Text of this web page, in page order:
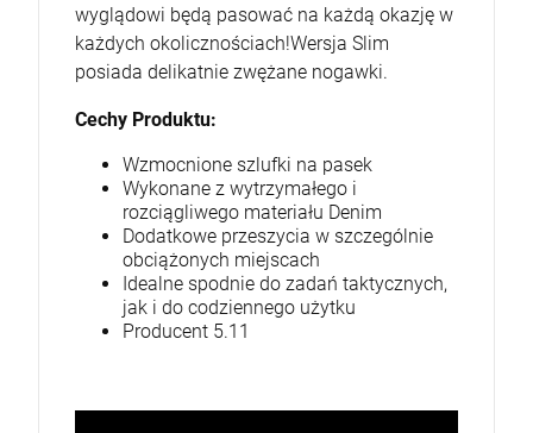
wyglądowi będą pasować na każdą okazję w
każdych okolicznościach!Wersja Slim
posiada delikatnie zwężane nogawki.
Cechy Produktu:
Wzmocnione szlufki na pasek
Wykonane z wytrzymałego i
rozciągliwego materiału Denim
Dodatkowe przeszycia w szczególnie
obciążonych miejscach
Idealne spodnie do zadań taktycznych,
jak i do codziennego użytku
Producent 5.11